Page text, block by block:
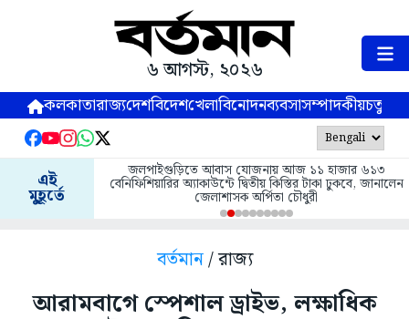
৬ আগস্ট, ২০২৬
কলকাতারাজ্যদেশবিদেশখেলাবিনোদনব্যবসাসম্পাদকীয়
এই
মুহূর্তে
জলপাইগুড়িতে আবাস যোজনায় আজ ১১ হাজার ৬১৩
বেনিফিশিয়ারির অ্যাকাউন্টে দ্বিতীয় কিস্তির টাকা ঢুকবে, জানালেন
জেলাশাসক অর্পিতা চৌধুরী
বর্তমান/ রাজ্য
আরামবাগে স্পেশাল ড্রাইভ, লক্ষাধিক